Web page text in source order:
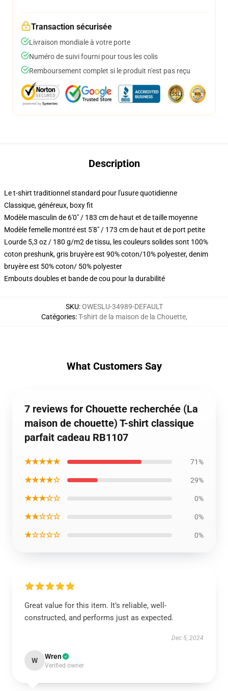
Transaction sécurisée
Livraison mondiale à votre porte
Numéro de suivi fourni pour tous les colis
Remboursement complet si le produit n'est pas reçu
Description
Le t-shirt traditionnel standard pour l'usure quotidienne
Classique, généreux, boxy fit
Modèle masculin de 6'0" / 183 cm de haut et de taille moyenne
Modèle femelle montré est 5'8" / 173 cm de haut et de port petite
Lourde 5,3 oz / 180 g/m2 de tissu, les couleurs solides sont 100%
coton preshunk, gris bruyère est 90% coton/10% polyester, denim
bruyère est 50% coton/ 50% polyester
Embouts doubles et bande de cou pour la durabilité
SKU:OWESLU-34989-DEFAULT
Catégories:T-shirt de la maison de la Chouette,
What Customers Say
7 reviews for Chouette recherchée (La
maison de chouette) T-shirt classique
parfait cadeau RB1107
★★★★★ 71%
★★★★☆ 29%
★★★☆☆ 0%
★★☆☆☆ 0%
★☆☆☆☆ 0%
Great value for this item. It’s reliable, well-
constructed, and performs just as expected.
Dec 5, 2024
W Wren
Verified owner